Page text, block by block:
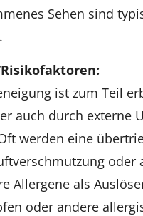
Sehen sind
ist zum Teil
auch durch externe
werden eine
oder
Allergene als
oder andere